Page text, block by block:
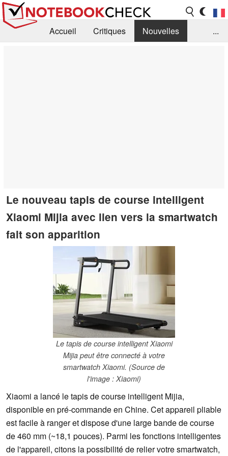
Accueil Critiques
Nouvelles
...
Le nouveau tapis de course intelligent
Xiaomi Mijia avec lien vers la smartwatch
fait son apparition
Le tapis de course intelligent Xiaomi
Mijia peut être connecté à votre
smartwatch Xiaomi. (Source de
l'image : Xiaomi)
Xiaomi a lancé le tapis de course intelligent Mijia,
disponible en pré-commande en Chine. Cet appareil pliable
est facile à ranger et dispose d'une large bande de course
de 460 mm (~18,1 pouces). Parmi les fonctions intelligentes
de l'appareil, citons la possibilité de relier votre smartwatch,